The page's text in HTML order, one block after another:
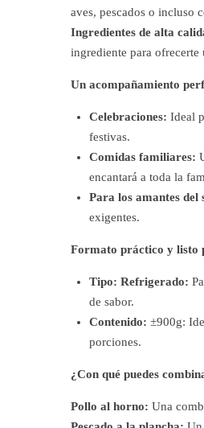
aves, pescados o incluso
Ingredientes de alta
ingrediente para
Un acompañamiento
Celebraciones: Ideal
festivas.
Comidas familiares:
encantará a toda la
Para los amantes del
exigentes.
Formato práctico y listo
Tipo: Refrigerado:
de sabor.
Contenido: ±900g:
porciones.
¿Con qué puedes
Pollo al horno: Una